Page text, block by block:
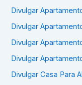
Divulgar
Divulgar
Divulgar
Divulgar
Divulgar Casa Para